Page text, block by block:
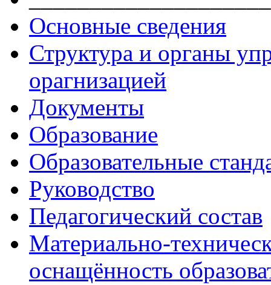
Основные сведения
Структура и органы
орагнизацией
Документы
Образование
Образовательные
Руководство
Педагогический состав
Материально-
оснащённость